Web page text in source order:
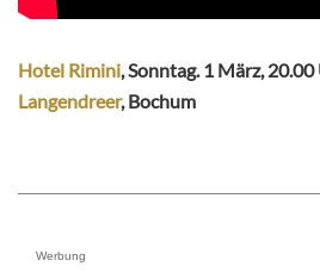
Hotel Rimini, Sonntag. 1 März, 20.00
Langendreer, Bochum
Werbung